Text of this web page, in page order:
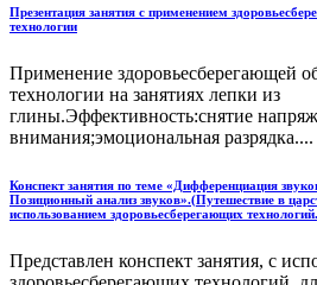
Презентация занятия с применением
технологии
Применение здоровьесберегающей
технологии на занятиях лепки из
глины.Эффективность:снятие
внимания;эмоциональная разрядка....
Конспект занятия по теме «Дифференциация
Позиционный анализ звуков».(Путешествие в
использованием здоровьесберегающих
Представлен конспект занятия, с